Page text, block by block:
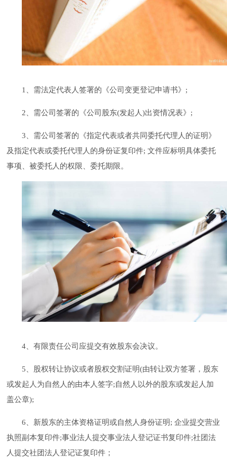
1、需法定代表人签署的《公司变更登记申请书》;
2、需公司签署的《公司股东(发起人)出资情况表》;
3、需公司签署的《指定代表或者共同委托代理人的证明》
及指定代表或委托代理人的身份证复印件; 文件应标明具体委托
事项、被委托人的权限、委托期限。
4、有限责任公司 应提交有效股东会决议。
5、股权转让协议或者股权交割证明(由转让双方签署，股东
或发起人为自然人的由本人签字;自然人以外的股东或发起人加
盖公章);
6、新股东的主体资格证明或自然人身份证明; 企业提交营业
执照副本复印件;事业法人提交事业法人登记证书复印件;社团法
人提交社团法人登记证复印件 ；